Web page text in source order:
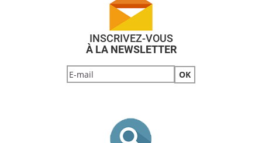
INSCRIVEZ-VOUS
À LA NEWSLETTER